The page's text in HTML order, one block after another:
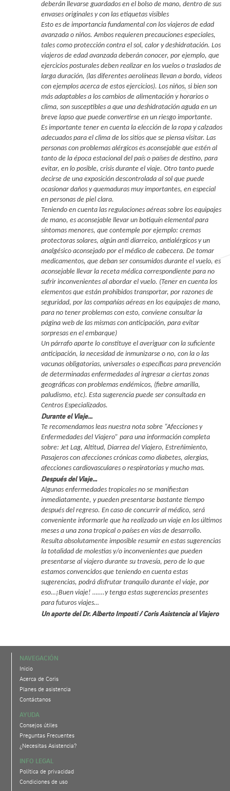
deberán llevarse guardados en el bolso de mano, dentro de sus
envases originales y con las etiquetas visibles
Esto es de importancia fundamental con los viajeros de edad
avanzada o niños. Ambos requieren precauciones especiales,
tales como protección contra el sol, calor y deshidratación. Los
viajeros de edad avanzada deberán conocer, por ejemplo, que
ejercicios posturales deben realizar en los vuelos o traslados de
larga duración, (las diferentes aerolíneas llevan a bordo, videos
con ejemplos acerca de estos ejercicios). Los niños, si bien son
más adaptables a los cambios de alimentación y horarios o
clima, son susceptibles a que una deshidratación aguda en un
breve lapso que puede convertirse en un riesgo importante.
Es importante tener en cuenta la elección de la ropa y calzados
adecuados para el clima de los sitios que se piensa visitar. Las
personas con problemas alérgicos es aconsejable que estén al
tanto de la época estacional del país o países de destino, para
evitar, en lo posible, crisis durante el viaje. Otro tanto puede
decirse de una exposición descontrolada al sol que puede
ocasionar daños y quemaduras muy importantes, en especial
en personas de piel clara.
Teniendo en cuenta las regulaciones aéreas sobre los equipajes
de mano, es aconsejable llevar un botiquín elemental para
síntomas menores, que contemple por ejemplo: cremas
protectoras solares, algún anti diarreico, antialérgicos y un
analgésico aconsejado por el médico de cabecera. De tomar
medicamentos, que deban ser consumidos durante el vuelo, es
aconsejable llevar la receta médica correspondiente para no
sufrir inconvenientes al abordar el vuelo. (Tener en cuenta los
elementos que están prohibidos transportar, por razones de
seguridad, por las compañías aéreas en los equipajes de mano,
para no tener problemas con esto, conviene consultar la
página web de las mismas con anticipación, para evitar
sorpresas en el embarque)
Un párrafo aparte lo constituye el averiguar con la suficiente
anticipación, la necesidad de inmunizarse o no, con la o las
vacunas obligatorias, universales o específicas para prevención
de determinadas enfermedades al ingresar a ciertas zonas
geográficas con problemas endémicos, (fiebre amarilla,
paludismo, etc). Esta sugerencia puede ser consultada en
Centros Especializados.
Durante el Viaje…
Te recomendamos leas nuestra nota sobre “Afecciones y
Enfermedades del Viajero” para una información completa
sobre: Jet Lag, Altitud, Diarrea del Viajero, Estreñimiento,
Pasajeros con afecciones crónicas como diabetes, alergias,
afecciones cardiovasculares o respiratorias y mucho mas.
Después del Viaje…
Algunas enfermedades tropicales no se manifiestan
inmediatamente, y pueden presentarse bastante tiempo
después del regreso. En caso de concurrir al médico, será
conveniente informarle que ha realizado un viaje en los últimos
meses a una zona tropical o países en vías de desarrollo.
Resulta absolutamente imposible resumir en estas sugerencias
la totalidad de molestias y/o inconvenientes que pueden
presentarse al viajero durante su travesía, pero de lo que
estamos convencidos que teniendo en cuenta estas
sugerencias, podrá disfrutar tranquilo durante el viaje, por
eso…¡Buen viaje! …….y tenga estas sugerencias presentes
para futuros viajes…
Un aporte del Dr. Alberto Imposti / Coris Asistencia al Viajero
NAVEGACIÓN
Inicio
Acerca de Coris
Planes de asistencia
Contáctanos
AYUDA
Consejos útiles
Preguntas Frecuentes
¿Necesitas Asistencia?
INFO LEGAL
Política de privacidad
Condiciones de uso